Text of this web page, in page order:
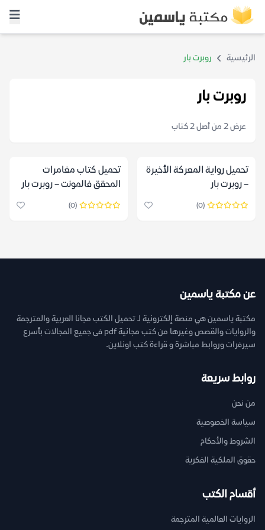
الرئيسية روبرت بار
روبرت بار
عرض 2 من أصل 2 كتاب
تحميل رواية المعركة الأخيرة
– روبرت بار
(0)
تحميل كتاب مغامرات
المحقق فالمونت – روبرت بار
(0)
عن مكتبة ياسمين
مكتبة ياسمين هي منصة إلكترونية لـ تحميل الكتب مجانا العربية والمترجمة
والروايات والقصص وغيرها من كتب مجانية pdf فى جميع المجالات بأسرع
سيرفرات وروابط مباشرة و قراءة كتب اونلاين.
روابط سريعة
من نحن
سياسة الخصوصية
الشروط والأحكام
حقوق الملكية الفكرية
أقسام الكتب
الروايات العالمية المترجمة